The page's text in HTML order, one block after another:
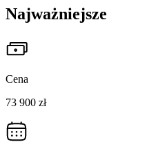
Najważniejsze
Cena
73 900 zł